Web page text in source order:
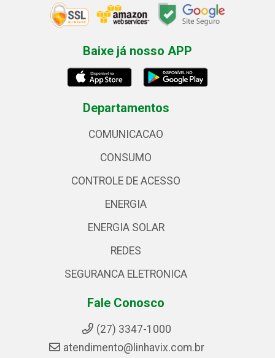
Baixe já nosso APP
Departamentos
COMUNICACAO
CONSUMO
CONTROLE DE ACESSO
ENERGIA
ENERGIA SOLAR
REDES
SEGURANCA ELETRONICA
Fale Conosco
(27) 3347-1000
atendimento@linhavix.com.br